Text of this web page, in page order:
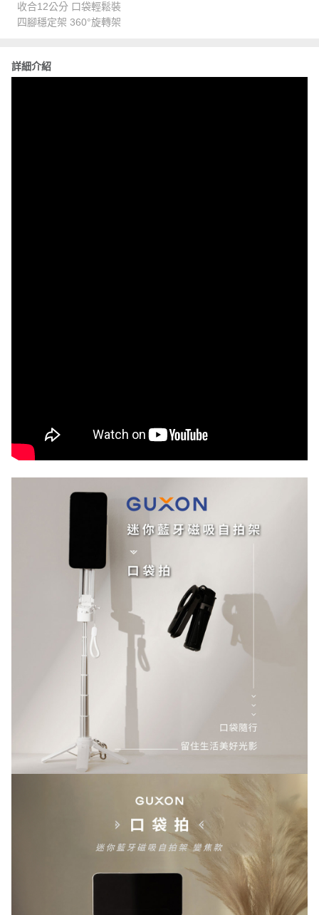
收合12公分 口袋輕鬆裝
四腳穩定架 360°旋轉架
詳細介紹